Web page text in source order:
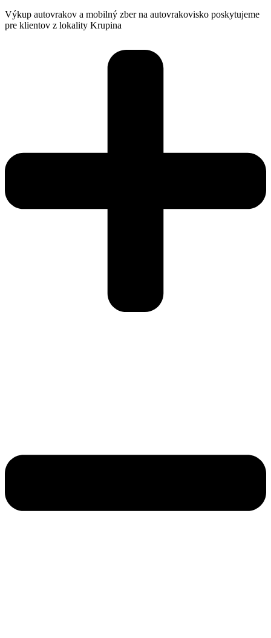
Výkup autovrakov a mobilný zber na autovrakovisko poskytujeme
pre klientov z lokality Krupina